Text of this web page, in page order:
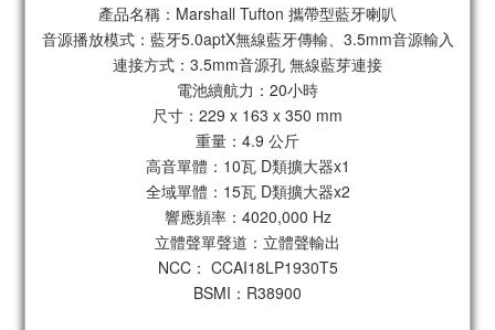
產品名稱：Marshall Tufton 攜帶型藍牙喇叭
音源播放模式：藍牙5.0aptX無線藍牙傳輸、3.5mm音源輸入
連接方式：3.5mm音源孔 無線藍芽連接
電池續航力：20小時
尺寸：229 x 163 x 350 mm
重量：4.9 公斤
高音單體：10瓦 D類擴大器x1
全域單體：15瓦 D類擴大器x2
響應頻率：4020,000 Hz
立體聲單聲道：立體聲輸出
NCC： CCAI18LP1930T5
BSMI：R38900